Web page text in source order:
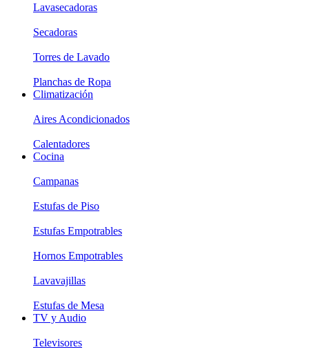
Lavasecadoras
Secadoras
Torres de Lavado
Planchas de Ropa
Climatización
Aires Acondicionados
Calentadores
Cocina
Campanas
Estufas de Piso
Estufas Empotrables
Hornos Empotrables
Lavavajillas
Estufas de Mesa
TV y Audio
Televisores